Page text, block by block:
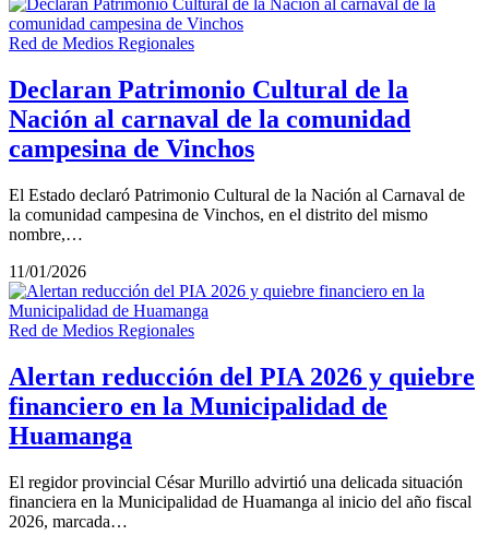
Red de Medios Regionales
Declaran Patrimonio Cultural de la
Nación al carnaval de la comunidad
campesina de Vinchos
El Estado declaró Patrimonio Cultural de la Nación al Carnaval de
la comunidad campesina de Vinchos, en el distrito del mismo
nombre,…
11/01/2026
Red de Medios Regionales
Alertan reducción del PIA 2026 y quiebre
financiero en la Municipalidad de
Huamanga
El regidor provincial César Murillo advirtió una delicada situación
financiera en la Municipalidad de Huamanga al inicio del año fiscal
2026, marcada…